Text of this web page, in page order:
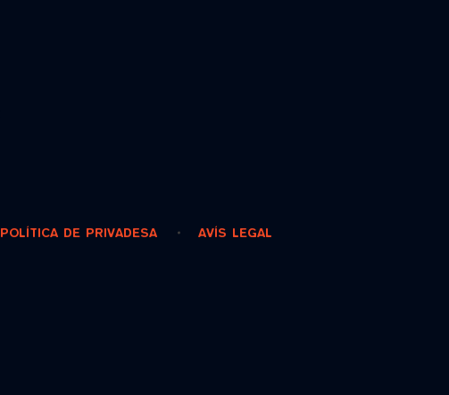
POLÍTICA DE PRIVADESA AVÍS LEGAL